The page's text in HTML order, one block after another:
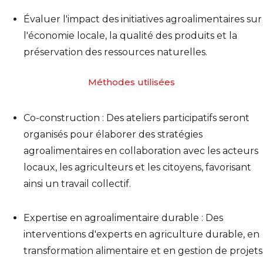
Évaluer l'impact des initiatives agroalimentaires sur
l'économie locale, la qualité des produits et la
préservation des ressources naturelles.
Méthodes utilisées
Co-construction : Des ateliers participatifs seront
organisés pour élaborer des stratégies
agroalimentaires en collaboration avec les acteurs
locaux, les agriculteurs et les citoyens, favorisant
ainsi un travail collectif.
Expertise en agroalimentaire durable : Des
interventions d'experts en agriculture durable, en
transformation alimentaire et en gestion de projets